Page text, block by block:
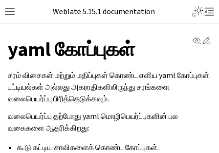
Weblate 5.15.1 documentation
yaml கோப்புகள்
சரம் விசைகள் மற்றும் மதிப்புகள் கொண்ட எளிய yaml கோப்புகள்.
பட்டியல்கள் அல்லது அகராதிகளிலிருந்து சரங்களை
வலைபெயர்ப்பு பிரித்தெடுக்கவும்.
வலைபெயர்ப்பு தற்போது yaml மொழிபெயர்ப்புகளின் பல
வகைகளை ஆதரிக்கிறது:
கூடு கட்டிய சாவிகளைக் கொண்ட கோப்புகள்.